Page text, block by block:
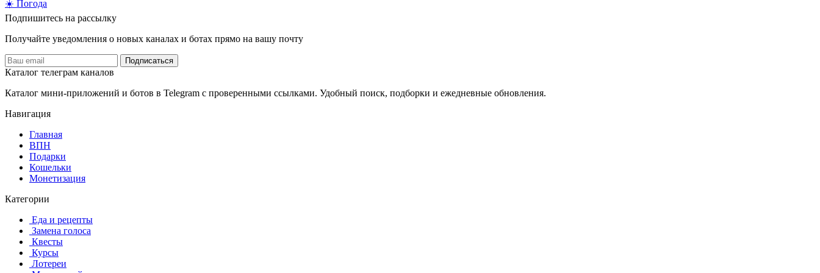
☀️ Погода
Подпишитесь на рассылку
Получайте уведомления о новых каналах и ботаx прямо на вашу почту
Подписаться
Каталог телеграм каналов
Каталог мини-приложений и ботов в Telegram с проверенными ссылками. Удобный поиск, подборки и ежедневные обновления.
Навигация
Главная
️ВПН
Подарки
Кошельки
Монетизация
Категории
️ ️Еда и рецепты
️ Замена голоса
️ Квесты
‍ Курсы
️ Лотереи